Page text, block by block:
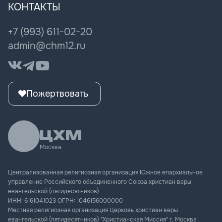
Мужская конференция
Культура поколения
Книги пастора
Москва
+7 (993) 611-02-20
admin@chm12.ru
Пожертвовать
КОНТАКТЫ
Централизованная религиозная организация Южное епархиальное
управление Российского объединенного Союза христиан веры
евангельской (пятидесятников)
ИНН: 6161041023ОГРН: 1046156000000
Местная религиозная организация Церковь христиан веры
евангельской (пятидесятников) "Христианская Миссия" г. Москва